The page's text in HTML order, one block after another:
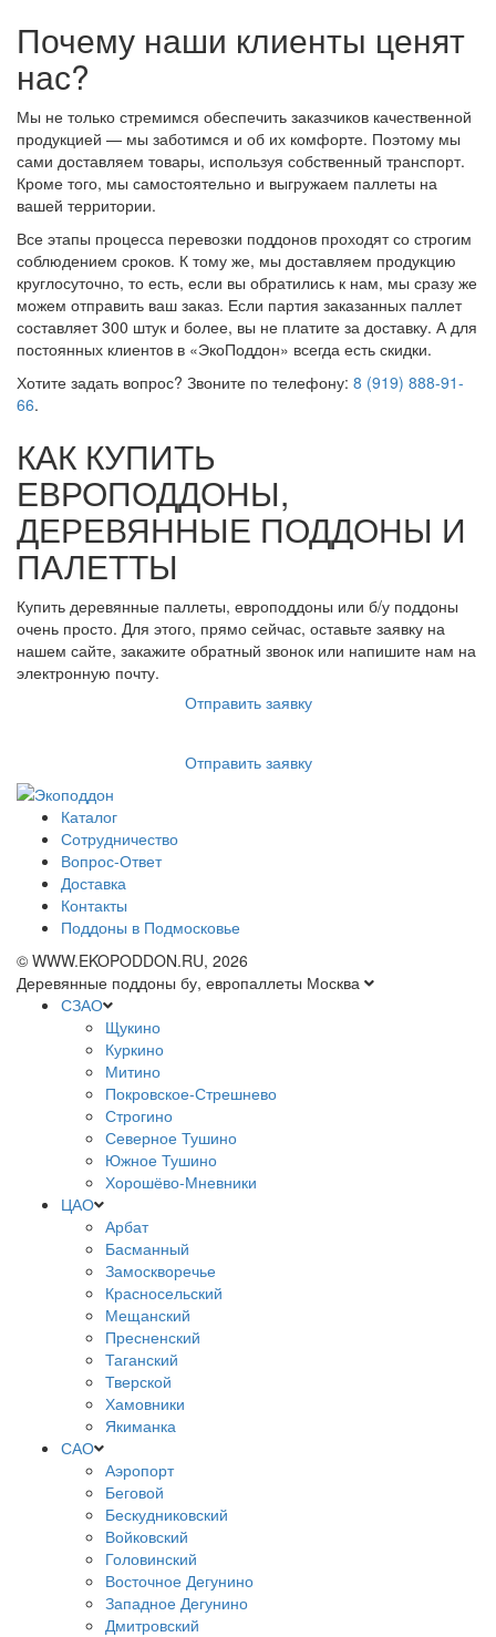
Почему наши клиенты ценят
нас?
Мы не только стремимся обеспечить заказчиков качественной
продукцией — мы заботимся и об их комфорте. Поэтому мы
сами доставляем товары, используя собственный транспорт.
Кроме того, мы самостоятельно и выгружаем паллеты на
вашей территории.
Все этапы процесса перевозки поддонов проходят со строгим
соблюдением сроков. К тому же, мы доставляем продукцию
круглосуточно, то есть, если вы обратились к нам, мы сразу же
можем отправить ваш заказ. Если партия заказанных паллет
составляет 300 штук и более, вы не платите за доставку. А для
постоянных клиентов в «ЭкоПоддон» всегда есть скидки.
Хотите задать вопрос? Звоните по телефону: 8 (919) 888-91-
66.
КАК КУПИТЬ
ЕВРОПОДДОНЫ,
ДЕРЕВЯННЫЕ ПОДДОНЫ И
ПАЛЕТТЫ
Купить деревянные паллеты, европоддоны или б/у поддоны
очень просто. Для этого, прямо сейчас, оставьте заявку на
нашем сайте, закажите обратный звонок или напишите нам на
электронную почту.
Отправить заявку
Отправить заявку
Каталог
Сотрудничество
Вопрос-Ответ
Доставка
Контакты
Поддоны в Подмосковье
© WWW.EKOPODDON.RU, 2026
Деревянные поддоны бу, европаллеты Москва
СЗАО
Щукино
Куркино
Митино
Покровское-Стрешнево
Строгино
Северное Тушино
Южное Тушино
Хорошёво-Мневники
ЦАО
Арбат
Басманный
Замоскворечье
Красносельский
Мещанский
Пресненский
Таганский
Тверской
Хамовники
Якиманка
САО
Аэропорт
Беговой
Бескудниковский
Войковский
Головинский
Восточное Дегунино
Западное Дегунино
Дмитровский